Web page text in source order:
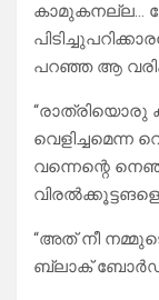
കാമുകനല്ല…
പറഞ്ഞ ആ
“രാത്രിയൊരു
വെളിച്ചമെന്ന
വന്നെന്റെ
“അത് നീ
ബ്ലാക്